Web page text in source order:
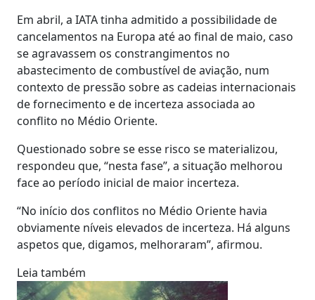
Em abril, a IATA tinha admitido a possibilidade de
cancelamentos na Europa até ao final de maio, caso
se agravassem os constrangimentos no
abastecimento de combustível de aviação, num
contexto de pressão sobre as cadeias internacionais
de fornecimento e de incerteza associada ao
conflito no Médio Oriente.
Questionado sobre se esse risco se materializou,
respondeu que, “nesta fase”, a situação melhorou
face ao período inicial de maior incerteza.
“No início dos conflitos no Médio Oriente havia
obviamente níveis elevados de incerteza. Há alguns
aspetos que, digamos, melhoraram”, afirmou.
Leia também